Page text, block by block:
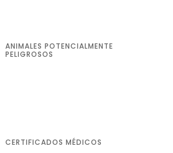
ANIMALES POTENCIALMENTE
PELIGROSOS
CERTIFICADOS MÉDICOS